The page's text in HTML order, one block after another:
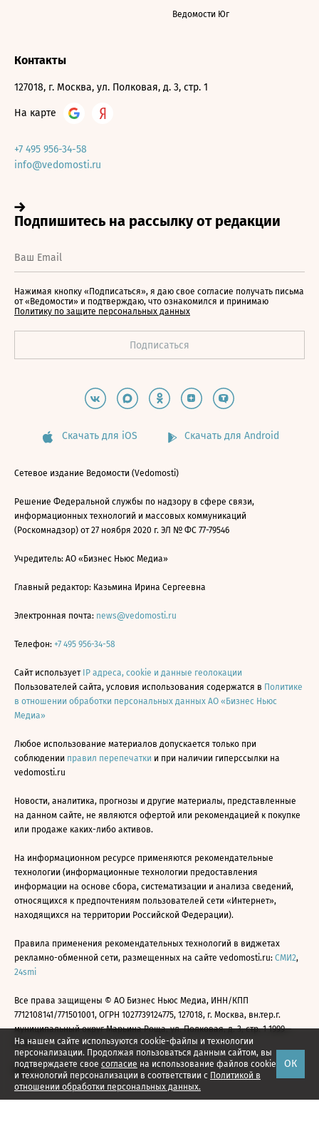
На нашем сайте используются cookie-файлы и технологии
персонализации. Продолжая пользоваться данным сайтом, вы
подтверждаете свое согласие на использование файлов cookie
и технологий персонализации в соответствии с Политикой в
отношении обработки персональных данных.
ОК
Ведомости Юг
Контакты
127018, г. Москва, ул. Полковая, д. 3, стр. 1
На карте
+7 495 956-34-58
info@vedomosti.ru
Нажимая кнопку «Подписаться», я даю свое согласие получать письма
от «Ведомости» и подтверждаю, что ознакомился и принимаю
Политику по защите персональных данных
Скачать для iOS Скачать для Android
Сетевое издание Ведомости (Vedomosti)
Решение Федеральной службы по надзору в сфере связи,
информационных технологий и массовых коммуникаций
(Роскомнадзор) от 27 ноября 2020 г. ЭЛ № ФС 77-79546
Учредитель: АО «Бизнес Ньюс Медиа»
Главный редактор: Казьмина Ирина Сергеевна
Электронная почта: news@vedomosti.ru
Телефон: +7 495 956-34-58
Сайт использует IP адреса, cookie и данные геолокации
Пользователей сайта, условия использования содержатся в Политике
в отношении обработки персональных данных АО «Бизнес Ньюс
Медиа»
Любое использование материалов допускается только при
соблюдении правил перепечатки и при наличии гиперссылки на
vedomosti.ru
Новости, аналитика, прогнозы и другие материалы, представленные
на данном сайте, не являются офертой или рекомендацией к покупке
или продаже каких-либо активов.
На информационном ресурсе применяются рекомендательные
технологии (информационные технологии предоставления
информации на основе сбора, систематизации и анализа сведений,
относящихся к предпочтениям пользователей сети «Интернет»,
находящихся на территории Российской Федерации).
Правила применения рекомендательных технологий в виджетах
рекламно-обменной сети, размещенных на сайте vedomosti.ru: СМИ2,
24smi
Все права защищены © АО Бизнес Ньюс Медиа, ИНН/КПП
7712108141/771501001, ОГРН 1027739124775, 127018, г. Москва, вн.тер.г.
муниципальный округ Марьина Роща, ул. Полковая, д. 3, стр. 1 1999—
2026